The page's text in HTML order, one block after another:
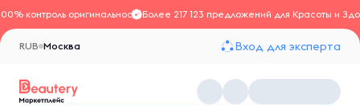
контроль оригинальностиБолее 217 123 предложений для Красоты и
Москва
RUB Вход для эксперта